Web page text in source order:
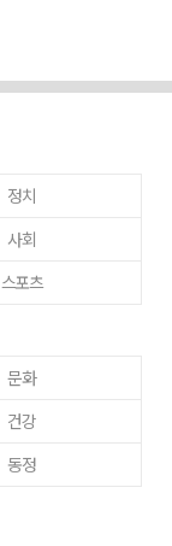
정치
사회
스포츠
문화
건강
동정